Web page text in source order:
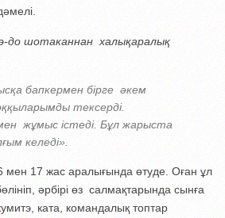
до шотаканнан халықаралық
бапкермен бірге әкем
тексерді.
жұмыс істеді. Бұл жарыста
келеді».
17 жас аралығында өтуде. Оған ұл
әрбірі өз салмақтарында сынға
ката, командалық топтар